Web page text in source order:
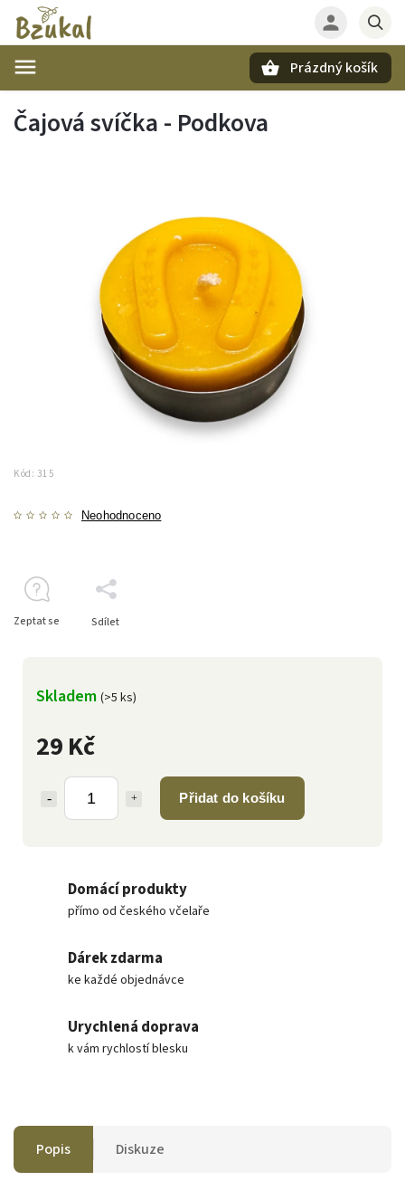
Prázdný košík
Čajová svíčka - Podkova
Kód: 315
Neohodnoceno
29 Kč
Přidat do košíku
Skladem (>5 ks)
Zeptat se Sdílet
Domácí produkty
přímo od českého včelaře
Dárek zdarma
ke každé objednávce
Urychlená doprava
k vám rychlostí blesku
Popis Diskuze